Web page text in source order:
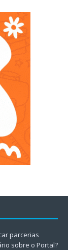
parcerias
sobre o Portal?